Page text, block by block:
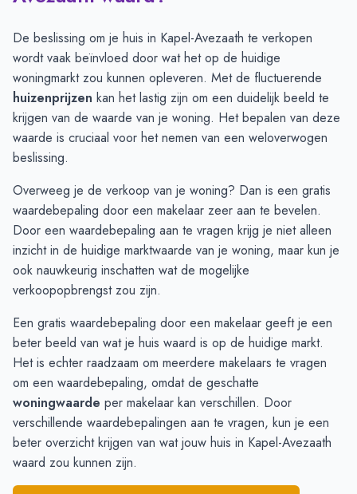
Juli -
-
Augustus
September
-
Oktober
-
November
December
€ 575.000
-
Januari
€ 575.000
-
Februari
April
-
-
Mei
-
-
Juni
- -
De beslissing om je huis in Kapel-Avezaath te verkopen
wordt vaak beïnvloed door wat het op de huidige
woningmarkt zou kunnen opleveren. Met de fluctuerende
huizenprijzen kan het lastig zijn om een duidelijk beeld te
krijgen van de waarde van je woning. Het bepalen van deze
waarde is cruciaal voor het nemen van een weloverwogen
beslissing.
Overweeg je de verkoop van je woning? Dan is een gratis
waardebepaling door een makelaar zeer aan te bevelen.
Door een waardebepaling aan te vragen krijg je niet alleen
inzicht in de huidige marktwaarde van je woning, maar kun je
ook nauwkeurig inschatten wat de mogelijke
verkoopopbrengst zou zijn.
Een gratis waardebepaling door een makelaar geeft je een
beter beeld van wat je huis waard is op de huidige markt.
Het is echter raadzaam om meerdere makelaars te vragen
om een waardebepaling, omdat de geschatte
woningwaarde per makelaar kan verschillen. Door
verschillende waardebepalingen aan te vragen, kun je een
beter overzicht krijgen van wat jouw huis in Kapel-Avezaath
waard zou kunnen zijn.